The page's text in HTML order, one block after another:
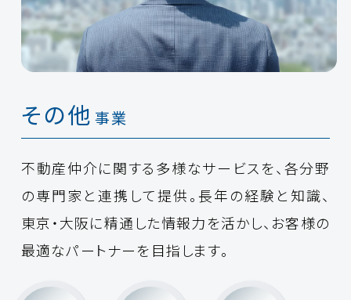
その他 事業
不動産仲介に関する多様なサービスを、各分野
の専門家と連携して提供。長年の経験と知識、
東京・大阪に精通した情報力を活かし、お客様の
最適なパートナーを目指します。